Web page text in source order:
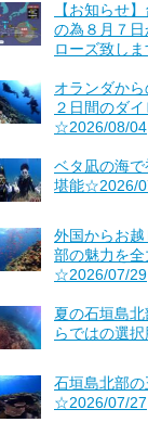
【お知らせ
の為８月７
ローズ致しま
オランダか
２日間のダ
☆2026/08/04
ベタ凪の海
堪能☆2026/
外国からお
部の魅力を全
☆2026/07/29
夏の石垣島
らではの選
石垣島北部
☆2026/07/27